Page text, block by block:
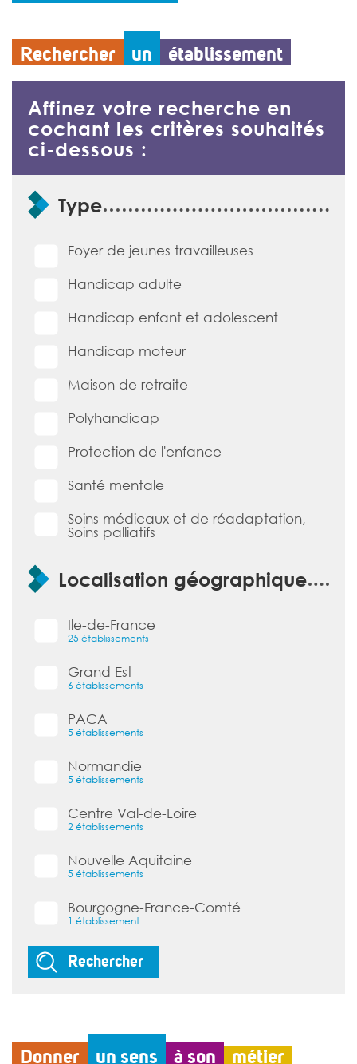
le hall d’accueil de l’établissement. Imaginée par
dans le cadre du […]
>>Lire la suite
Rechercher un établissement
Affinez votre recherche en
cochant les critères souhaités
ci-dessous :
Formulaire de recherche d'établissement
Type
Foyer de jeunes travailleuses
Handicap adulte
Handicap enfant et adolescent
Handicap moteur
Maison de retraite
Polyhandicap
Protection de l'enfance
Santé mentale
Soins médicaux et de réadaptation,
Soins palliatifs
Localisation géographique
Ile-de-France
25 établissements
Grand Est
6 établissements
PACA
5 établissements
Normandie
5 établissements
Centre Val-de-Loire
2 établissements
Nouvelle Aquitaine
5 établissements
Bourgogne-France-Comté
1 établissement
Rechercher
Donner un sens à son métier